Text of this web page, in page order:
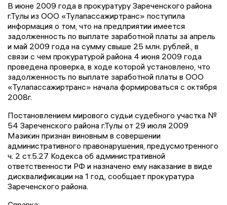
В июне 2009 года в прокуратуру Зареченского района
г.Тулы из ООО «Тулапассажиртранс» поступила
информация о том, что на предприятии имеется
задолженность по выплате заработной платы за апрель
и май 2009 года на сумму свыше 25 млн. рублей., в
связи с чем прокуратурой района 4 июня 2009 года
проведена проверка, в ходе которой установлено, что
задолженность по выплате заработной платы в ООО
«Тулапассажиртранс» начала формироваться с октября
2008г.
Постановлением мирового судьи судебного участка №
54 Зареченского района г.Тулы от 29 июля 2009
Мазикин признан виновным в совершении
административного правонарушения, предусмотренного
ч. 2 ст.5.27 Кодекса об административной
ответственности РФ и назначено ему наказание в виде
дисквалификации на 1 год, сообщает прокуратура
Зареченского района.